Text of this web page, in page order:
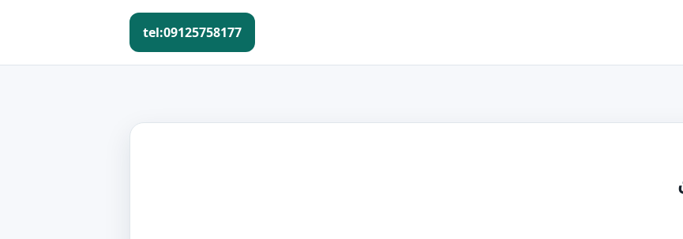
tel:09125758177